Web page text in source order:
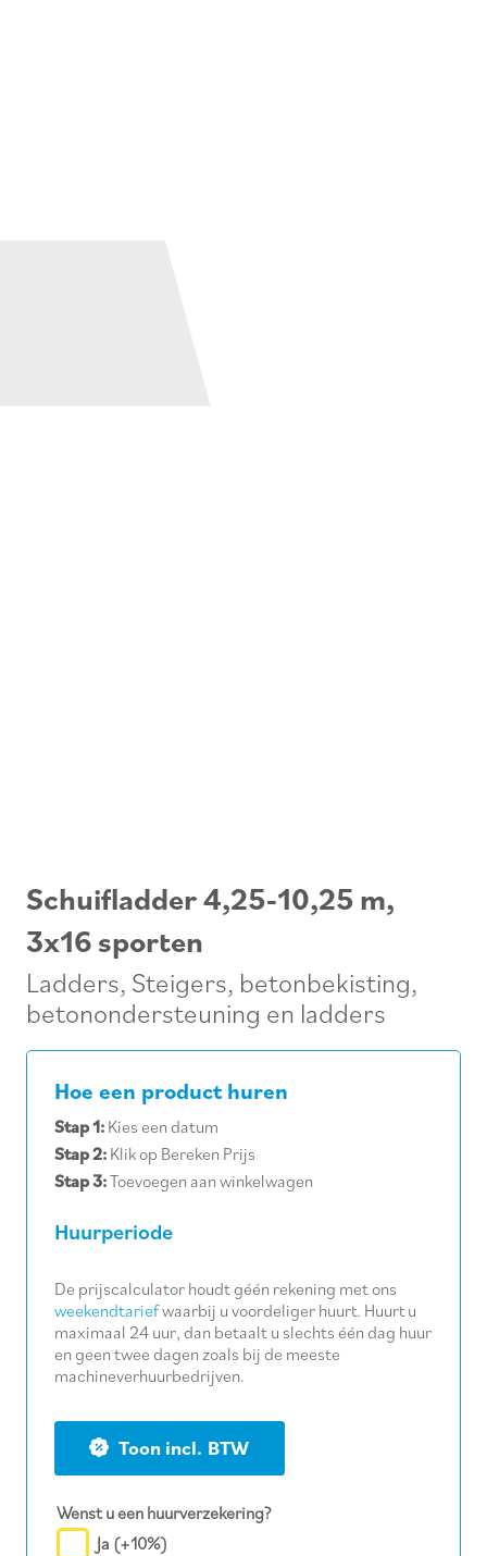
Schuifladder 4,25-10,25 m,
3x16 sporten
Ladders, Steigers, betonbekisting,
betonondersteuning en ladders
Hoe een product huren
Stap 1: Kies een datum
Stap 2: Klik op Bereken Prijs
Stap 3:Toevoegen aan winkelwagen
Huurperiode
De prijscalculator houdt géén rekening met ons
weekendtariefwaarbij u voordeliger huurt. Huurt u
maximaal 24 uur, dan betaalt u slechts één dag huur
en geen twee dagen zoals bij de meeste
machineverhuurbedrijven.
BTW
Wenst u een huurverzekering?
Ja (+10%)